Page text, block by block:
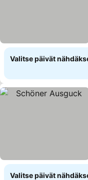
Valitse päivät
Valitse päivät